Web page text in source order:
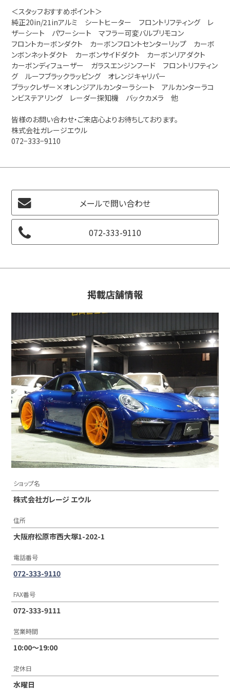
＜スタッフおすすめポイント＞
純正20in/21inアルミ シートヒーター フロントリフティング レ
ザーシート パワーシート マフラー可変バルブリモコン
フロントカーボンダクト カーボンフロントセンターリップ カーボ
ンボンネットダクト カーボンサイドダクト カーボンリアダクト
カーボンディフューザー ガラスエンジンフード フロントリフティン
グ ルーフブラックラッピング オレンジキャリパー
ブラックレザー×オレンジアルカンターラシート アルカンターラコ
ンビステアリング レーダー探知機 バックカメラ 他
皆様のお問い合わせ・ご来店心よりお待ちしております。
株式会社ガレージエウル
072−333−9110
メールで問い合わせ
072-333-9110
掲載店舗情報
ショップ名
株式会社ガレージ エウル
住所
大阪府松原市西大塚1-202-1
電話番号
072-333-9110
FAX番号
072-333-9111
営業時間
10:00〜19:00
定休日
水曜日